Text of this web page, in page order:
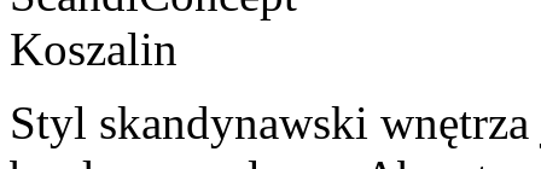
Styl skandynawski